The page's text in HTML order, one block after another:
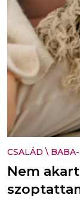
CSALÁD \
Nem